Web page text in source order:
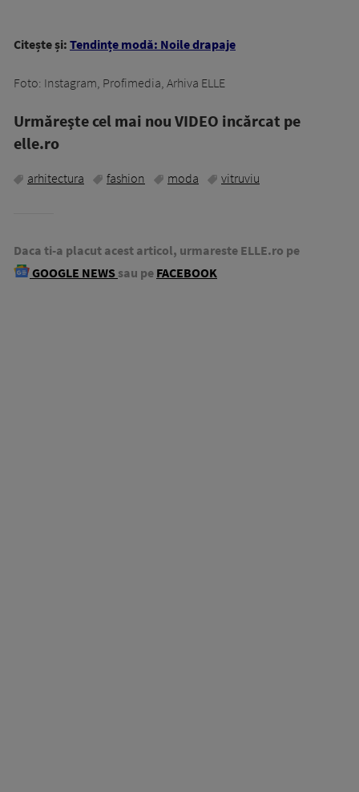
Citește și: Tendințe modă: Noile drapaje
Foto: Instagram, Profimedia, Arhiva ELLE
Urmăreşte cel mai nou VIDEO incărcat pe
elle.ro
arhitectura fashion moda vitruviu
Daca ti-a placut acest articol, urmareste ELLE.ro pe
GOOGLE NEWS sau pe FACEBOOK